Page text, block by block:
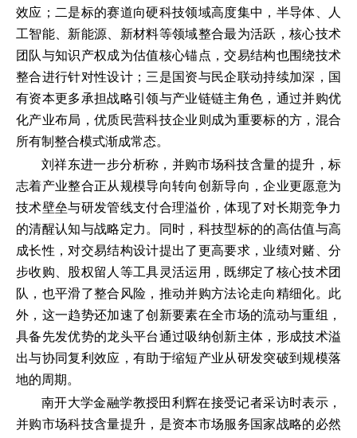
效应；二是标的赛道向硬科技领域高度集中，半导体、人
工智能、新能源、新材料等领域整合最为活跃，核心技术
团队与知识产权成为估值核心锚点，交易结构也围绕技术
整合进行针对性设计；三是国资与民企联动持续加深，国
有资本更多承担战略引领与产业链链主角色，通过并购优
化产业布局，优质民营科技企业则成为重要标的方，混合
所有制整合模式渐成常态。
刘祥东进一步分析称，并购市场科技含量的提升，标
志着产业整合正从规模导向转向创新导向，企业更愿意为
技术壁垒与研发管线支付合理溢价，体现了对长期竞争力
的清醒认知与战略定力。同时，科技型标的的高估值与高
成长性，对交易结构设计提出了更高要求，业绩对赌、分
步收购、股权留人等工具灵活运用，既绑定了核心技术团
队，也平滑了整合风险，推动并购方法论走向精细化。此
外，这一趋势还加速了创新要素在全市场的流动与重组，
具备先发优势的龙头平台通过吸纳创新主体，形成技术溢
出与协同复利效应，有助于缩短产业从研发突破到规模落
地的周期。
南开大学金融学教授田利辉在接受记者采访时表示，
并购市场科技含量提升，是资本市场服务国家战略的必然